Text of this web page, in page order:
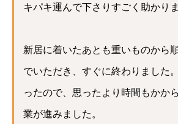
キパキ運んで下さりすごく助かりま
新居に着いたあとも重いものから
でいただき、すぐに終わりました
ったので、思ったより時間もかか
業が進みました。